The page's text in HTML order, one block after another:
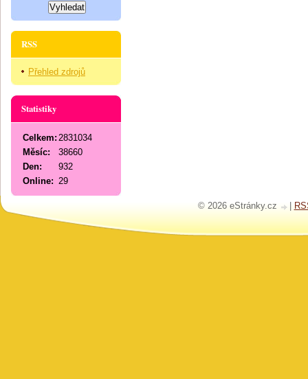
RSS
Přehled zdrojů
Statistiky
Online: 29
Celkem: 2831034
Měsíc:
38660
Den:
932
© 2026 eStránky.cz